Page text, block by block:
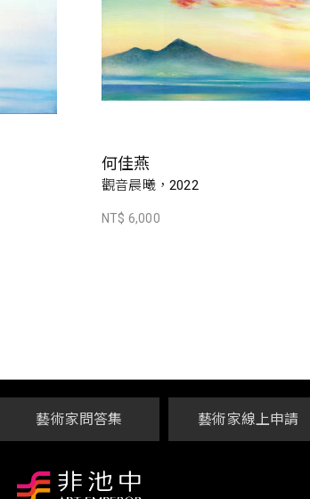
何佳燕
觀音晨曦，2022
NT$ 6,000
藝術家問答集 藝術家線上申請